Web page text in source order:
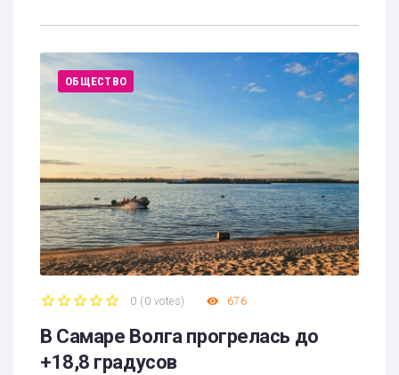
ОБЩЕСТВО
0 ( 0 votes) 676
В Самаре Волга прогрелась до
+18,8 градусов